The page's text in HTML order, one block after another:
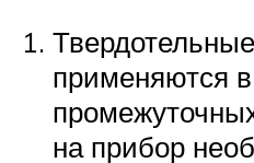
применяются
на прибор